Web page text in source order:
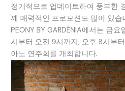
정기적으로 업데이트하여 풍부한
께 매력적인 프로모션도 많이 있습
PEONY BY GARDÉNIA에서는 금
시부터 오전 9시까지, 오후 8시부
아노 연주회를 개최합니다.